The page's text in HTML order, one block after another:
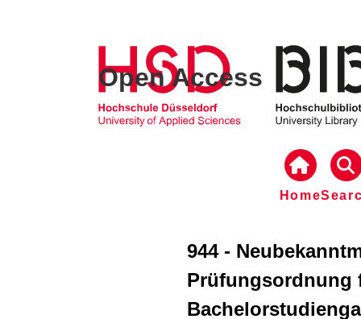
Open Access
Home
944 -
Prüfungsordnung